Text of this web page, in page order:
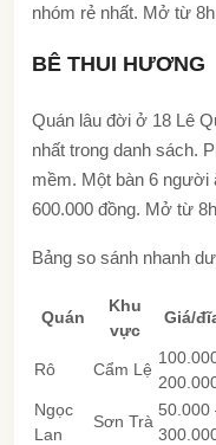
nhóm rẻ nhất. Mở từ
BÊ THUI HƯƠNG
Quán lâu đời ở 18 Lê
nhất trong danh sách.
mềm. Một bàn 6 người
600.000 đồng. Mở từ
Bảng so sánh nhanh
Quán
Khu
vực
Giá/
Rô Cẩm Lệ
Ngọc
Lan
Sơn Trà
50.000